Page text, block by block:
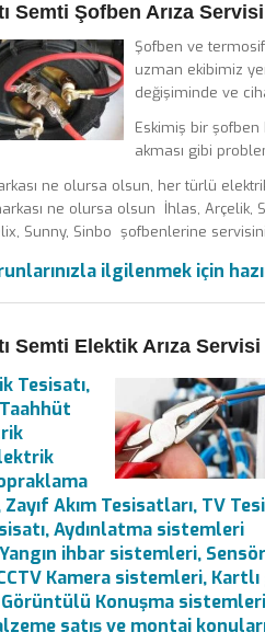
Semti Şofben Arıza Servisi
Şofben ve
uzman ekibimiz
değişiminde ve
Eskimiş bir şofben
akması gibi
ne olursa olsun, her türlü
ne olursa olsun İhlas, Arçelik,
Sunny, Sinbo şofbenlerine
ilgilenmek için
Semti Elektik Arıza Servisi
Tesisatı,
Akım Tesisatları, TV
Aydınlatma sistemleri
ihbar sistemleri,
Kamera sistemleri, Kartlı
Konuşma
satış ve montaj